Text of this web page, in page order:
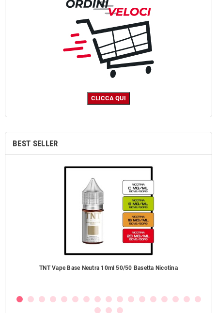
BEST SELLER
TNT Vape Base Neutra 10ml 50/50 Basetta Nicotina